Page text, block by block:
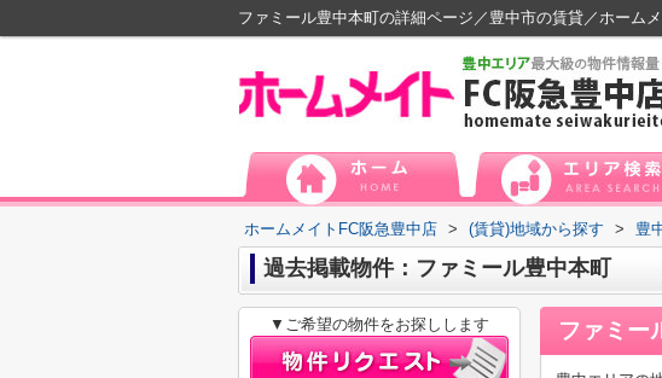
ファミール豊中本町の詳細ページ／豊中市の賃貸／ホーム
ホームメイトFC阪急豊中店 > (賃貸)地域から探す > 豊
過去掲載物件：ファミール豊中本町
ファミー
▼ご希望の物件をお探しします